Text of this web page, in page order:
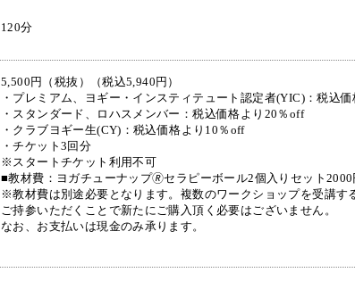
120分
5,500円（税抜）（税込5,940円）
・プレミアム、ヨギー・インスティテュート認定者(YIC)：税込
・スタンダード、ロハスメンバー：税込価格より20％off
・クラブヨギー生(CY)：税込価格より10％off
・チケット3回分
※スタートチケット利用不可
■教材費：ヨガチューナップ🄬セラピーボール2個入りセット2000
※教材費は別途必要となります。複数のワークショップを受講す
ご持参いただくことで新たにご購入頂く必要はございません。
なお、お支払いは現金のみ承ります。